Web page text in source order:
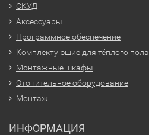
СКУД
Аксессуары
Программное обеспечение
Комплектующие для тёплого пола
Монтажные шкафы
Отопительное оборудование
Монтаж
ИНФОРМАЦИЯ